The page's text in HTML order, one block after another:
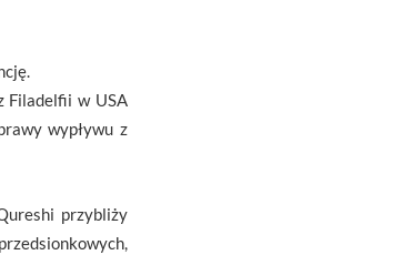
Filadelfii w USA
wypływu z
przybliży